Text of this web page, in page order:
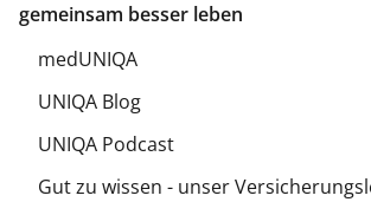
gemeinsam besser leben
medUNIQA
UNIQA Blog
UNIQA Podcast
Gut zu wissen - unser